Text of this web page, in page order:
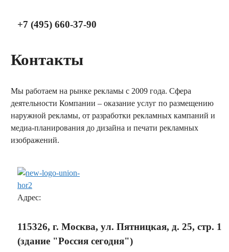
+7 (495) 660-37-90
Контакты
Мы работаем на рынке рекламы с 2009 года. Сфера
деятельности Компании – оказание услуг по размещению
наружной рекламы, от разработки рекламных кампаний и
медиа-планирования до дизайна и печати рекламных
изображений.
Адрес:
115326, г. Москва, ул. Пятницкая, д. 25, стр. 1
(здание "Россия сегодня")